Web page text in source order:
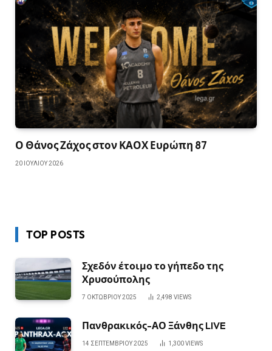
Ο Θάνος Ζάχος στον ΚΑΟΧ Ευρώπη 87
20 ΙΟΥΛΊΟΥ 2026
TOP POSTS
Σχεδόν έτοιμο το γήπεδο της
Χρυσούπολης
7 ΟΚΤΩΒΡΊΟΥ 2025 2,498 VIEWS
Πανθρακικός-ΑΟ Ξάνθης LIVE
14 ΣΕΠΤΕΜΒΡΊΟΥ 2025 1,300VIEWS